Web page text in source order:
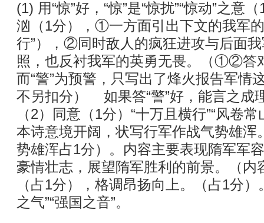
(1) 用“惊”好，“惊”是“惊扰”“惊动”之意
汹（1分），①一方面引出下文的我军
行”），②同时敌人的疯狂进攻与后面
照，也反衬我军的英勇无畏。（①②答
而“警”为预警，只写出了烽火报告军情
不另扣分） 如果答“警”好，能言之成
（2）同意（1分）“十万且横行”“风卷
本诗意境开阔，状写行军作战气势雄浑
势雄浑占1分）。内容主要表现隋军军
豪情壮志，展望隋军胜利的前景。（内
（占1分），格调昂扬向上。（占1分
之气”“强国之音”。